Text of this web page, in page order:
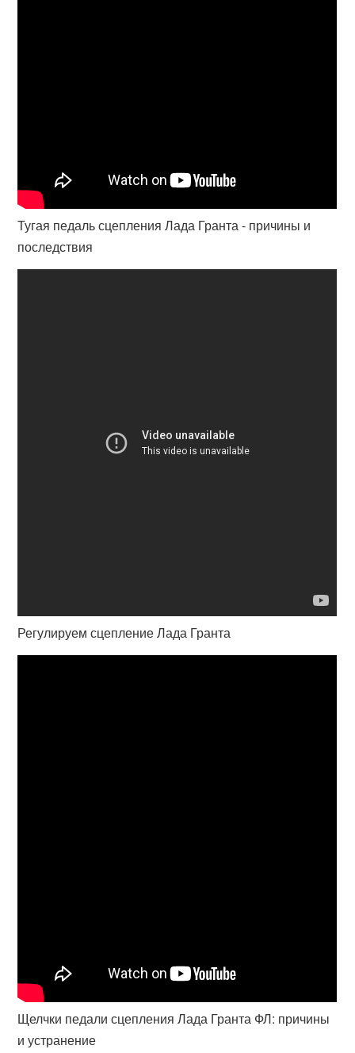
Тугая педаль сцепления Лада Гранта - причины и
последствия
Регулируем сцепление Лада Гранта
Щелчки педали сцепления Лада Гранта ФЛ: причины
и устранение